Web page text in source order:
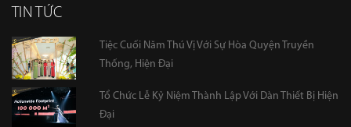
TIN TỨC
Tiệc Cuối Năm Thú Vị Với Sự Hòa Quyện Truyền
Thống, Hiện Đại
Tổ Chức Lễ Kỷ Niệm Thành Lập Với Dàn Thiết Bị Hiện
Đại